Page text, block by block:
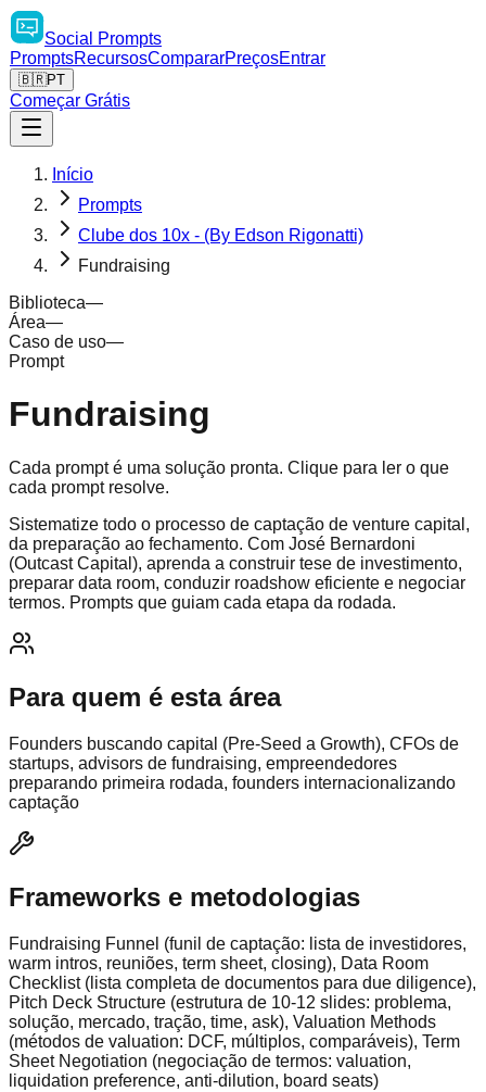
Social
Prompts
PromptsRecursosCompararPreçosEntrar
🇧🇷PT
Começar Grátis
Início
Prompts
Clube dos 10x - (By Edson Rigonatti)
Fundraising
Biblioteca—
Área—
Caso de uso—
Prompt
Fundraising
Cada prompt é uma solução pronta. Clique para ler o que
cada prompt resolve.
Sistematize todo o processo de captação de venture capital,
da preparação ao fechamento. Com José Bernardoni
(Outcast Capital), aprenda a construir tese de investimento,
preparar data room, conduzir roadshow eficiente e negociar
termos. Prompts que guiam cada etapa da rodada.
Para quem é esta área
Founders buscando capital (Pre-Seed a Growth), CFOs de
startups, advisors de fundraising, empreendedores
preparando primeira rodada, founders internacionalizando
captação
Frameworks e metodologias
Fundraising Funnel (funil de captação: lista de investidores,
warm intros, reuniões, term sheet, closing), Data Room
Checklist (lista completa de documentos para due diligence),
Pitch Deck Structure (estrutura de 10-12 slides: problema,
solução, mercado, tração, time, ask), Valuation Methods
(métodos de valuation: DCF, múltiplos, comparáveis), Term
Sheet Negotiation (negociação de termos: valuation,
liquidation preference, anti-dilution, board seats)